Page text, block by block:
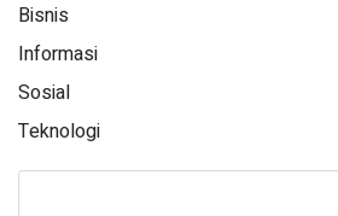
Bisnis
Informasi
Sosial
Teknologi